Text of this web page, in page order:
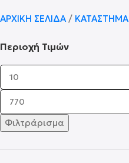
ΑΡΧΙΚΉ ΣΕΛΊΔΑ ΚΑΤΆΣΤΗΜΑ
Περιοχή Τιμών
Φιλτράρισμα